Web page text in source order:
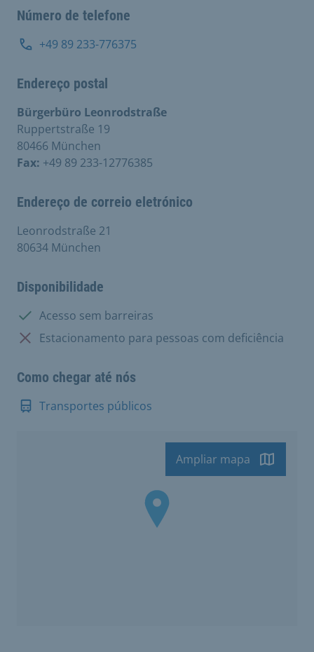
Número de telefone
+49 89 233-776375
Endereço postal
Bürgerbüro Leonrodstraße
Ruppertstraße 19
80466 München
Fax: +49 89 233-12776385
Endereço de correio eletrónico
Leonrodstraße 21
80634 München
Disponibilidade
Disponível:
Acesso sem barreiras
Não disponível:
Estacionamento para pessoas com deficiência
Como chegar até nós
Transportes públicos
Ampliar mapa